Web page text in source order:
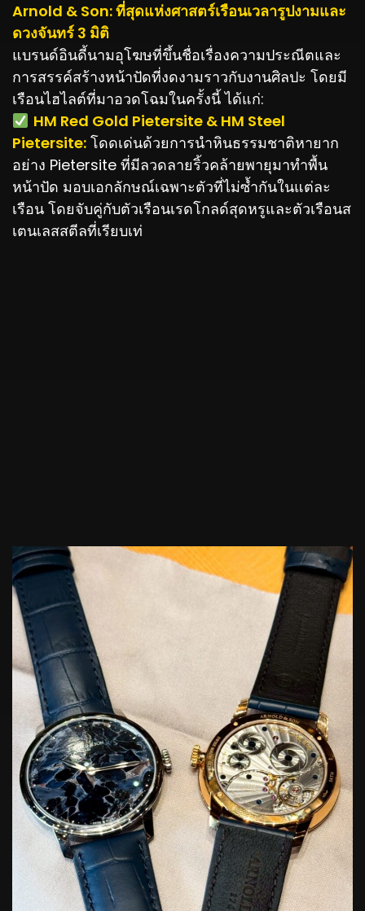
Arnold & Son: ที่สุดแห่งศาสตร์เรือนเวลารูปงามและ
ดวงจันทร์ 3 มิติ
แบรนด์อินดี้นามอุโฆษที่ขึ้นชื่อเรื่องความประณีตและ
การสรรค์สร้างหน้าปัดที่งดงามราวกับงานศิลปะ โดยมี
เรือนไฮไลต์ที่มาอวดโฉมในครั้งนี้ ได้แก่:
HM Red Gold Pietersite & HM Steel
Pietersite: โดดเด่นด้วยการนำหินธรรมชาติหายาก
อย่าง Pietersite ที่มีลวดลายริ้วคล้ายพายุมาทำพื้น
หน้าปัด มอบเอกลักษณ์เฉพาะตัวที่ไม่ซ้ำกันในแต่ละ
เรือน โดยจับคู่กับตัวเรือนเรดโกลด์สุดหรูและตัวเรือนส
เตนเลสสตีลที่เรียบเท่